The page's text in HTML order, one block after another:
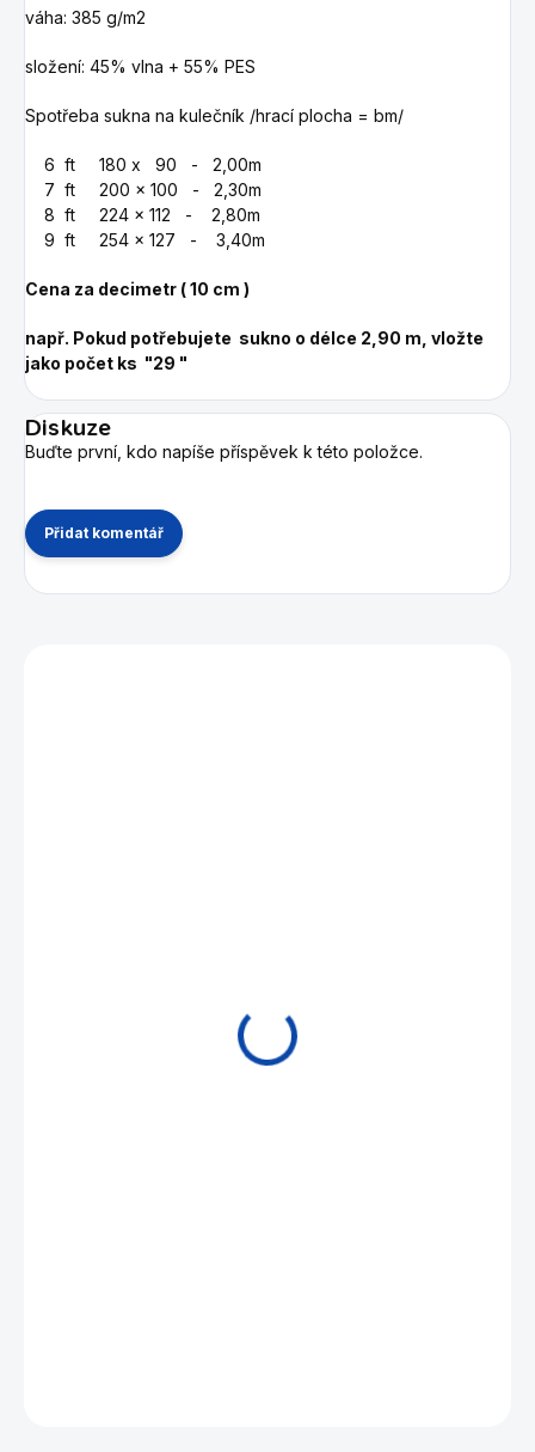
váha: 385 g/m2
složení: 45% vlna + 55% PES
Spotřeba sukna na kulečník /hrací plocha = bm/
6 ft 180 x 90 - 2,00m
7 ft 200 x 100 - 2,30m
8 ft 224 x 112 - 2,80m
9 ft 254 x 127 - 3,40m
Cena za decimetr ( 10 cm )
např. Pokud potřebujete sukno o délce 2,90 m, vložte
jako počet ks "29 "
Diskuze
Buďte první, kdo napíše příspěvek k této položce.
Přidat komentář